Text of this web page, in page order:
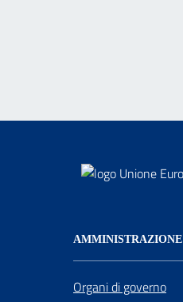
AMMINISTRAZIONE
Organi di governo